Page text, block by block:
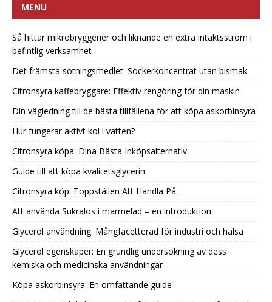
MENU
Så hittar mikrobryggerier och liknande en extra intäktsström i
befintlig verksamhet
Det främsta sötningsmedlet: Sockerkoncentrat utan bismak
Citronsyra kaffebryggare: Effektiv rengöring för din maskin
Din vägledning till de bästa tillfällena för att köpa askorbinsyra
Hur fungerar aktivt kol i vatten?
Citronsyra köpa: Dina Bästa Inköpsalternativ
Guide till att köpa kvalitetsglycerin
Citronsyra köp: Toppställen Att Handla På
Att använda Sukralos i marmelad – en introduktion
Glycerol användning: Mångfacetterad för industri och hälsa
Glycerol egenskaper: En grundlig undersökning av dess
kemiska och medicinska användningar
Köpa askorbinsyra: En omfattande guide